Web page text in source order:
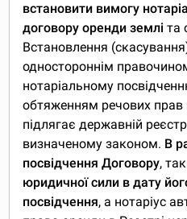
встановити вимогу
договору оренди землі та
Встановлення
одностороннім
нотаріальному
обтяженням речових прав
підлягає державній
визначеному законом. В
посвідчення Договору,
юридичної сили в дату
посвідчення, а нотаріус